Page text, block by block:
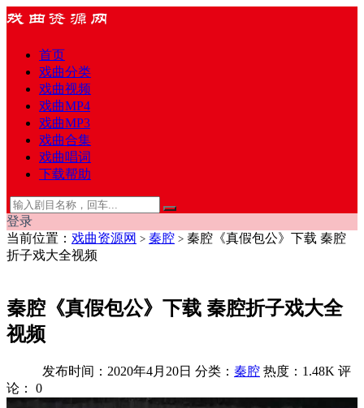
首页
戏曲分类
戏曲视频
戏曲MP4
戏曲MP3
戏曲合集
戏曲唱词
下载帮助
登录
当前位置： 戏曲资源网 > 秦腔 > 秦腔《真假包公》下载 秦腔
折子戏大全视频
秦腔《真假包公》下载 秦腔折子戏大全
视频
发布时间：2020年4月20日 分类： 秦腔 热度：1.48K 评
论：
0